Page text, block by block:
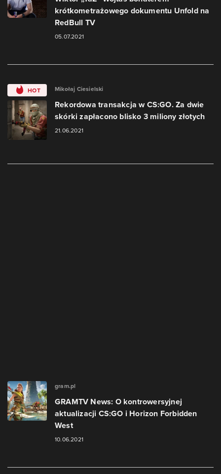
krótkometrażowego dokumentu Unfold na
RedBull TV
05.07.2021
HOT Mikołaj Ciesielski
Rekordowa transakcja w CS:GO. Za dwie
skórki zapłacono blisko 3 miliony złotych
21.06.2021
gram.pl
GRAMTV News: O kontrowersyjnej
aktualizacji CS:GO i Horizon Forbidden
West
10.06.2021